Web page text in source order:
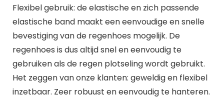
Flexibel gebruik: de elastische en zich passende
elastische band maakt een eenvoudige en snelle
bevestiging van de regenhoes mogelijk. De
regenhoes is dus altijd snel en eenvoudig te
gebruiken als de regen plotseling wordt gebruikt.
Het zeggen van onze klanten: geweldig en flexibel
inzetbaar. Zeer robuust en eenvoudig te hanteren.